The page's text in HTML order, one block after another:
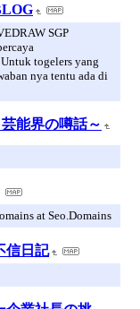
SGP
togelers yang
nya tentu ada di
能界の噂話～
at Seo.Domains
信日記